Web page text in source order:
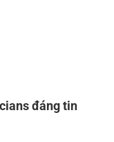
đáng tin